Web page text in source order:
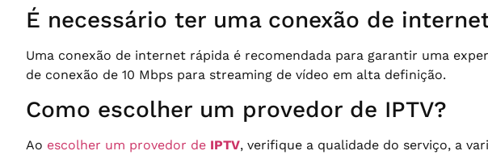
É necessário ter uma conexão de
Uma conexão de internet rápida é recomendada para garantir uma
de conexão de 10 Mbps para streaming de vídeo em alta definição.
Como escolher um provedor de IPTV?
Ao escolher um provedor de IPTV, verifique a qualidade do serviço, a